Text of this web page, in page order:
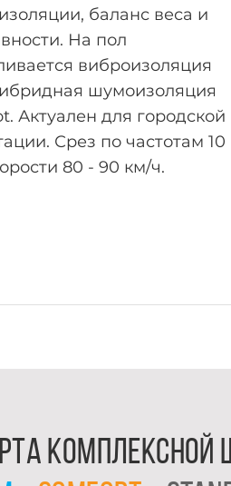
баланс веса и
На пол
виброизоляция
шумоизоляция
Актуален для городской
Срез по частотам 10
80 - 90 км/ч.
для автомобилей
и среднего класса.
для тех, кто хочешь
комфортнее,
в бюджете. Эффект от
будет ощутим, но не
предыдущих двух
шумоизоляции. Срез по
6 дБ.